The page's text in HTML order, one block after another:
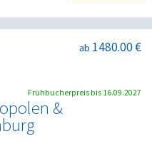
&
ab 1480.00 €
Frühbucherpreis bis 16.09.2027